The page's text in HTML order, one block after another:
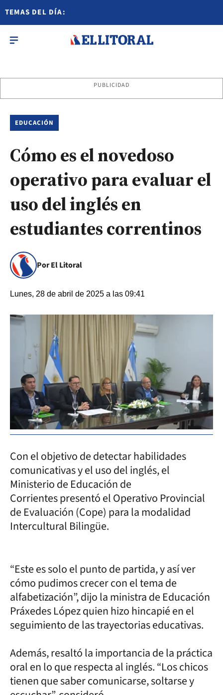
TEMAS DEL DÍA:
PUBLICIDAD
EDUCACIÓN
Cómo es el novedoso
operativo para evaluar el
uso del inglés en
estudiantes correntinos
Por El Litoral
Lunes, 28 de abril de 2025 a las 09:41
Con el objetivo de detectar habilidades
comunicativas y el uso del inglés, el
Ministerio de Educación de
Corrientes presentó el Operativo Provincial
de Evaluación (Cope) para la modalidad
Intercultural Bilingüe.
“Este es solo el punto de partida, y así ver
cómo pudimos crecer con el tema de
alfabetización”, dijo la ministra de Educación
Práxedes López quien hizo hincapié en el
seguimiento de las trayectorias educativas.
Además, resaltó la importancia de la práctica
oral en lo que respecta al inglés. “Los chicos
tienen que saber comunicarse, soltarse y